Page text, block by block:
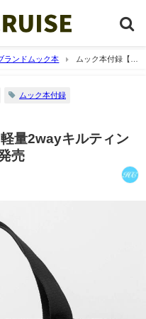
ランドムック本
ムック本付録【キ
ムック本付録
量2wayキルティン
売